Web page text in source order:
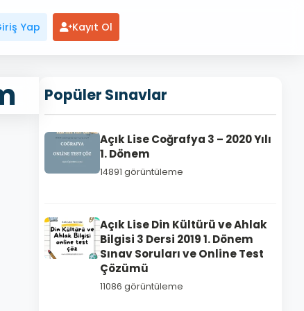
Yap Kayıt Ol
Popüler Sınavlar
Açık Lise Coğrafya 3 – 2020 Yılı
1. Dönem
14891 görüntüleme
Açık Lise Din Kültürü ve Ahlak
Bilgisi 3 Dersi 2019 1. Dönem
Sınav Soruları ve Online Test
Çözümü
11086 görüntüleme